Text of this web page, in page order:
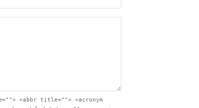
<abbr title=""> <acronym